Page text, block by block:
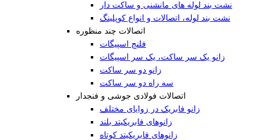
نشت بند لوله های مانشنی و ساکت دار
نشت بند لوله، اتصالات و انواع کوپلینگ
اتصالات چند منظوره
فلنج اسپیگات
زانو یک سر ساکت، یک سر اسپیگات
زانو دو سر ساکت
سه راه دو سر ساکت
اتصالات فولادی جوشی و فنجدار
زانو فابریک در زوایای مختلف
زانوهای فابریکیتد بلند
زانوهای فابریکیتد کوتاه